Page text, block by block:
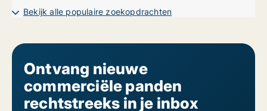
Bekijk alle populaire zoekopdrachten
Ontvang nieuwe
commerciële panden
rechtstreeks in je inbox